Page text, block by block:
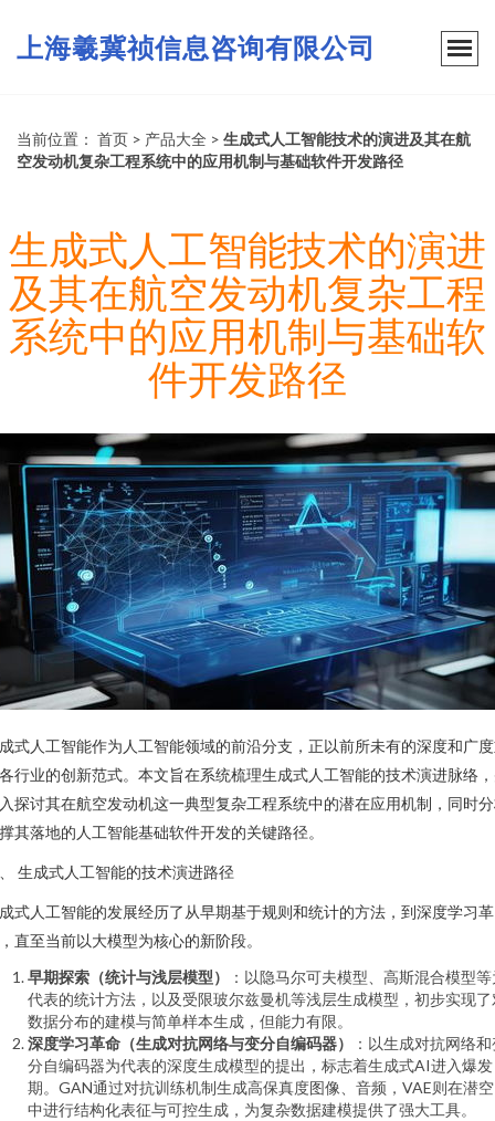
上海羲冀祯信息咨询有限公司
当前位置： 首页 > 产品大全 > 生成式人工智能技术的演进及其在航
空发动机复杂工程系统中的应用机制与基础软件开发路径
生成式人工智能技术的演进
及其在航空发动机复杂工程
系统中的应用机制与基础软
件开发路径
式人工智能作为人工智能领域的前沿分支，正以前所未有的深度和广
行业的创新范式。本文旨在系统梳理生成式人工智能的技术演进脉络
探讨其在航空发动机这一典型复杂工程系统中的潜在应用机制，同时
其落地的人工智能基础软件开发的关键路径。
生成式人工智能的技术演进路径
式人工智能的发展经历了从早期基于规则和统计的方法，到深度学习革
直至当前以大模型为核心的新阶段。
早期探索（统计与浅层模型）
：以隐马尔可夫模型、高斯混合模型
代表的统计方法，以及受限玻尔兹曼机等浅层生成模型，初步实现了
数据分布的建模与简单样本生成，但能力有限。
深度学习革命（生成对抗网络与变分自编码器）
：以生成对抗网络
分自编码器为代表的深度生成模型的提出，标志着生成式AI进入爆发
期。GAN通过对抗训练机制生成高保真度图像、音频，VAE则在潜
中进行结构化表征与可控生成，为复杂数据建模提供了强大工具。